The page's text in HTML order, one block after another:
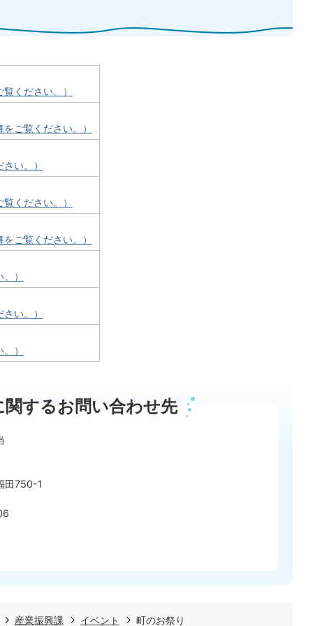
ください。）
ご覧ください。）
い。）
ください。）
ご覧ください。）
）
い。）
）
関するお問い合わせ先
田750-1
産業振興課 イベント 町のお祭り